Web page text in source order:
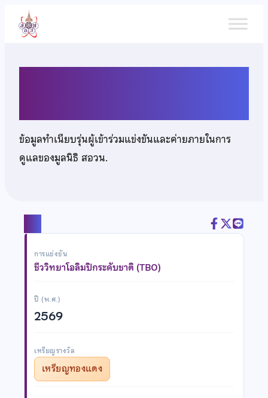
เนื้อหา
ข้อมูลทำเนียบรุ่นผู้เข้าร่วมแข่งขันและค่ายภายในการ
ดูแลของมูลนิธิ สอวน.
การแข่งขัน
ชีววิทยาโอลิมปิกระดับชาติ (TBO)
ปี (พ.ศ.)
2569
เหรียญรางวัล
เหรียญทองแดง